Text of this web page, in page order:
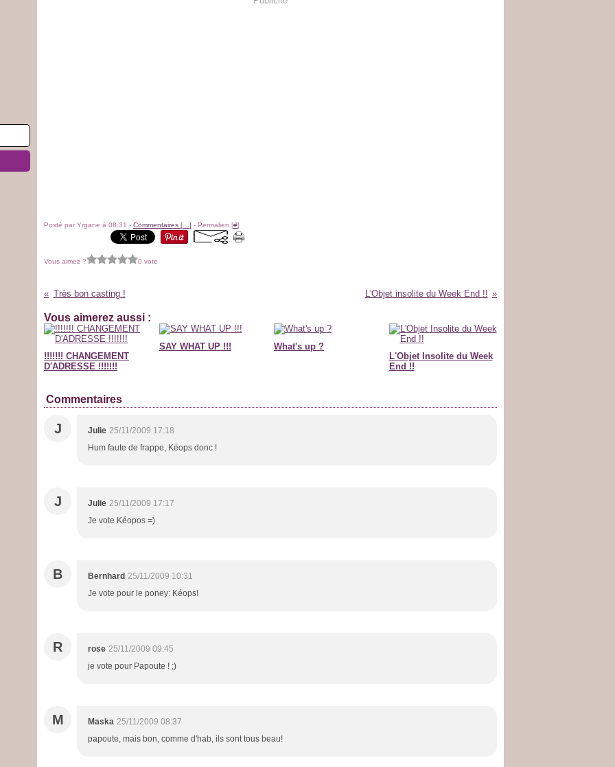
Posté par Yrgane à 08:31 - Commentaires [ ] - Permalien [#]
Vous aimez ? 0 vote
Très bon casting ! L'Objet insolite du Week End !!
Vous aimerez aussi :
!!!!!!! CHANGEMENT
D'ADRESSE !!!!!!!
SAY WHAT UP !!!
What's up ?
L'Objet Insolite du Week
End !!
Commentaires
J Julie 25/11/2009 17:18
Hum faute de frappe, Kéops donc !
J Julie 25/11/2009 17:17
Je vote Kéopos =)
B Bernhard 25/11/2009 10:31
Je vote pour le poney: Kéops!
R rose 25/11/2009 09:45
je vote pour Papoute ! ;)
M Maska 25/11/2009 08:37
papoute, mais bon, comme d'hab, ils sont tous beau!